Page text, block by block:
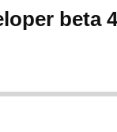
beta